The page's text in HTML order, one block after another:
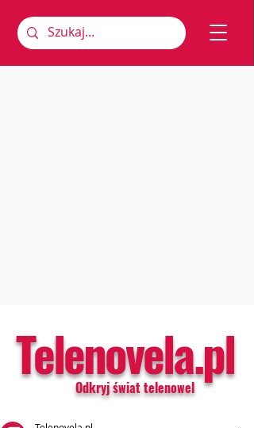
Telenovela.pl
Odkryj świat telenowel